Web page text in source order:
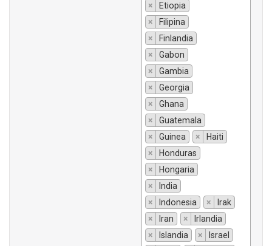
×
Etiopia
×
Filipina
×
Finlandia
×
Gabon
×
Gambia
×
Georgia
×
Ghana
×
Guatemala
×
Guinea ×
Haiti
×
Honduras
×
Hongaria
×
India
×
Indonesia ×
Irak
×
Iran ×
Irlandia
×
Islandia ×
Israel